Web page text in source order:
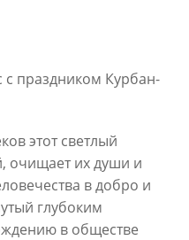
праздником Курбан-
этот светлый
очищает их души и
в добро и
глубоким
в обществе